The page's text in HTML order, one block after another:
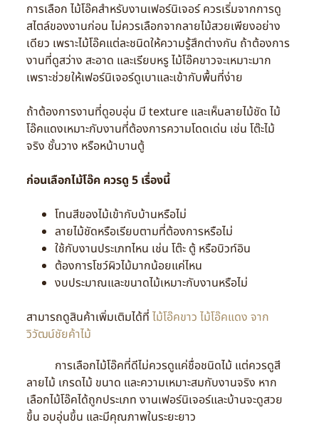
การเลือก ไม้โอ๊คสำหรับงานเฟอร์นิเจอร์ ควรเริ่มจากการดู
สไตล์ของงานก่อน ไม่ควรเลือกจากลายไม้สวยเพียงอย่าง
เดียว เพราะไม้โอ๊คแต่ละชนิดให้ความรู้สึกต่างกัน ถ้าต้องการ
งานที่ดูสว่าง สะอาด และเรียบหรู ไม้โอ๊คขาวจะเหมาะมาก
เพราะช่วยให้เฟอร์นิเจอร์ดูเบาและเข้ากับพื้นที่ง่าย
ถ้าต้องการงานที่ดูอบอุ่น มี texture และเห็นลายไม้ชัด ไม้
โอ๊คแดงเหมาะกับงานที่ต้องการความโดดเด่น เช่น โต๊ะไม้
จริง ชั้นวาง หรือหน้าบานตู้
ก่อนเลือกไม้โอ๊ค ควรดู 5 เรื่องนี้
โทนสีของไม้เข้ากับบ้านหรือไม่
ลายไม้ชัดหรือเรียบตามที่ต้องการหรือไม่
ใช้กับงานประเภทไหน เช่น โต๊ะ ตู้ หรือบิวท์อิน
ต้องการโชว์ผิวไม้มากน้อยแค่ไหน
งบประมาณและขนาดไม้เหมาะกับงานหรือไม่
สามารถดูสินค้าเพิ่มเติมได้ที่ ไม้โอ๊คขาว ไม้โอ๊คแดง จาก
วิวัฒน์ชัยค้าไม้
การเลือกไม้โอ๊คที่ดีไม่ควรดูแค่ชื่อชนิดไม้ แต่ควรดูสี
ลายไม้ เกรดไม้ ขนาด และความเหมาะสมกับงานจริง หาก
เลือกไม้โอ๊คได้ถูกประเภท งานเฟอร์นิเจอร์และบ้านจะดูสวย
ขึ้น อบอุ่นขึ้น และมีคุณภาพในระยะยาว